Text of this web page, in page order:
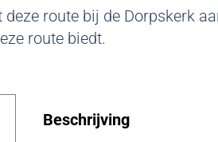
route bij de Dorpskerk
route biedt.
Beschrijving